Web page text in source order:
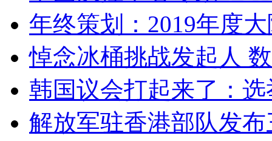
年终策划：2019年度
悼念冰桶挑战发起人
韩国议会打起来了：
解放军驻香港部队发